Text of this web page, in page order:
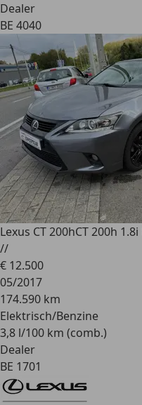
Dealer
BE 4040
Lexus CT 200hCT 200h 1.8i
//
€ 12.500
05/2017
174.590 km
Elektrisch/Benzine
3,8 l/100 km (comb.)
Dealer
BE 1701